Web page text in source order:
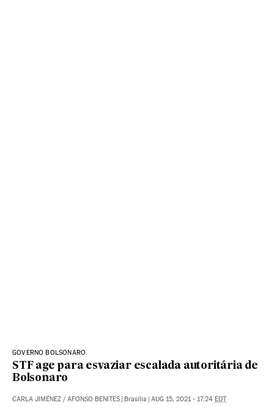
GOVERNO BOLSONARO
STF age para esvaziar escalada autoritária de
Bolsonaro
CARLA JIMÉNEZ / AFONSO BENITES Brasília AUG 15, 2021 - 17:24 EDT